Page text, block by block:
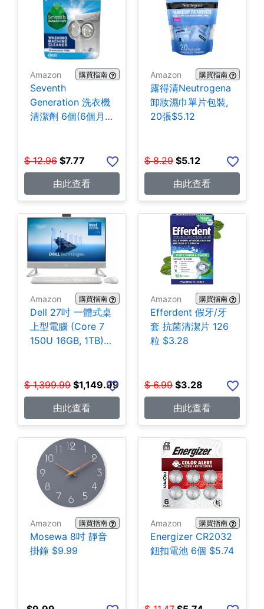
Amazon 購買指南
Seventh
Generation 洗衣機
清潔劑 6個(6個月
$ 12.96 $7.77
由此查看
Amazon 購買指南
露得清Neutrogena
卸妝濕巾單片包裝,
20張$5.12
$ 8.29 $5.12
由此查看
Amazon 購買指南
Dell 27吋 一體式桌
上型電腦 (Core 7
150U 16GB, 1TB)
$ 1,399.99 $1,149.99
由此查看
Amazon 購買指南
Efferdent 假牙/牙
套 抗菌清潔片 126
粒 $3.28
$ 6.99 $3.28
由此查看
Amazon 購買指南
Mosewa 8吋 靜音
掛鐘 $9.99
Amazon 購買指南
Energizer CR2032
鈕扣電池 6個 $5.74